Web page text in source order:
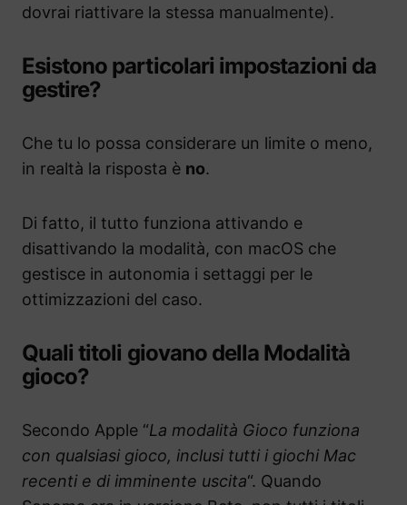
dovrai riattivare la stessa manualmente).
Esistono particolari impostazioni da
gestire?
Che tu lo possa considerare un limite o meno,
in realtà la risposta è no.
Di fatto, il tutto funziona attivando e
disattivando la modalità, con macOS che
gestisce in autonomia i settaggi per le
ottimizzazioni del caso.
Quali titoli giovano della Modalità
gioco?
Secondo Apple “La modalità Gioco funziona
con qualsiasi gioco, inclusi tutti i giochi Mac
recenti e di imminente uscita“. Quando